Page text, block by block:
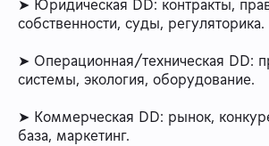
➤ Юридическая DD: контракты,
собственности, суды, регуляторика.
➤ Операционная/техническая DD:
системы, экология, оборудование.
➤ Коммерческая DD: рынок,
база, маркетинг.